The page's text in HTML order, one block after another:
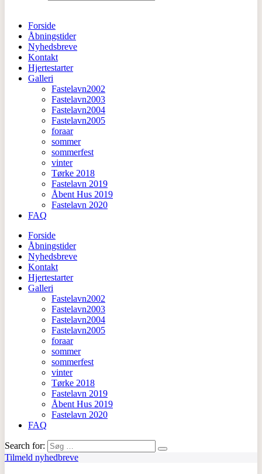
Forside
Åbningstider
Nyhedsbreve
Kontakt
Hjertestarter
Galleri
Fastelavn2002
Fastelavn2003
Fastelavn2004
Fastelavn2005
foraar
sommer
sommerfest
vinter
Tørke 2018
Fastelavn 2019
Åbent Hus 2019
Fastelavn 2020
FAQ
Forside
Åbningstider
Nyhedsbreve
Kontakt
Hjertestarter
Galleri
Fastelavn2002
Fastelavn2003
Fastelavn2004
Fastelavn2005
foraar
sommer
sommerfest
vinter
Tørke 2018
Fastelavn 2019
Åbent Hus 2019
Fastelavn 2020
FAQ
Search for:
Tilmeld nyhedbreve